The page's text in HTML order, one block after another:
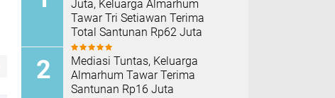
Juta, Keluarga Almarhum
Tawar Tri Setiawan Terima
Total Santunan Rp62 Juta
Mediasi Tuntas, Keluarga
Almarhum Tawar Terima
Santunan Rp16 Juta